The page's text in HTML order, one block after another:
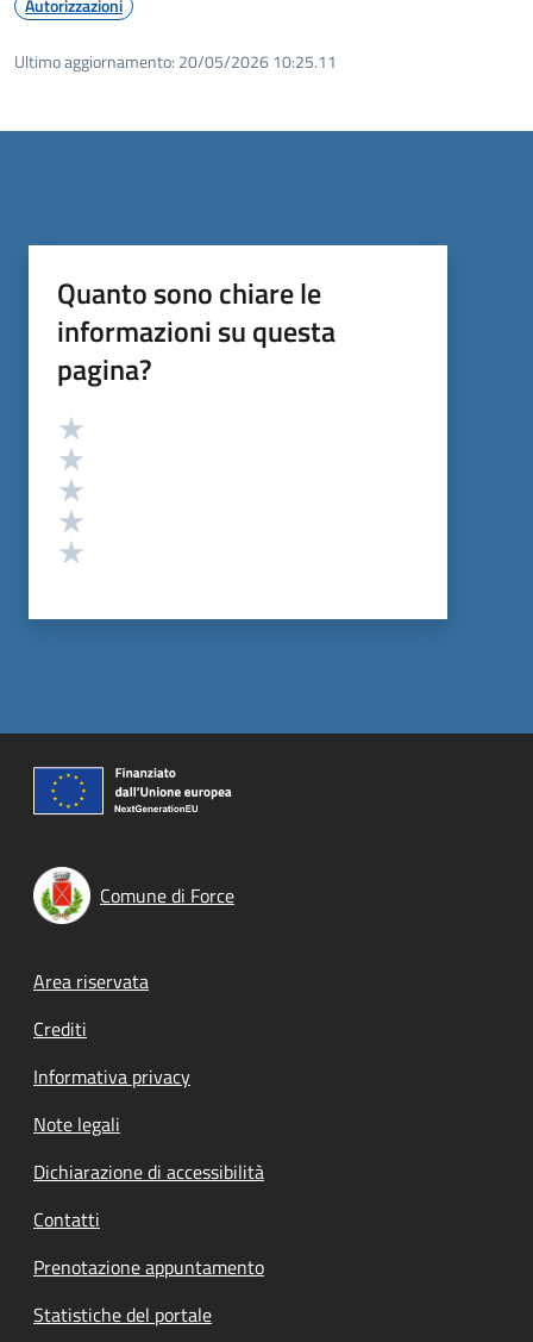
Ultimo aggiornamento: 20/05/2026 10:25.11
Quanto sono chiare le
informazioni su questa
pagina?
Valutazione
Comune di Force
Footer menu
Area riservata
Crediti
Informativa privacy
Note legali
Dichiarazione di accessibilità
Contatti
Prenotazione appuntamento
Statistiche del portale